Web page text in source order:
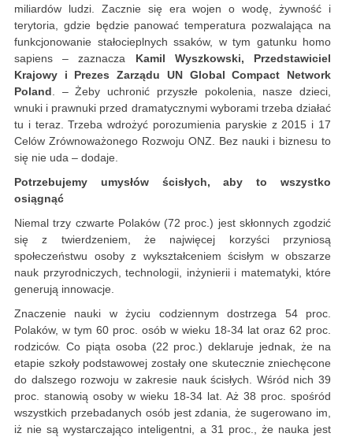
miliardów ludzi. Zacznie się era wojen o wodę, żywność i
terytoria, gdzie będzie panować temperatura pozwalająca na
funkcjonowanie stałocieplnych ssaków, w tym gatunku homo
sapiens – zaznacza Kamil Wyszkowski, Przedstawiciel
Krajowy i Prezes Zarządu UN Global Compact Network
Poland. – Żeby uchronić przyszłe pokolenia, nasze dzieci,
wnuki i prawnuki przed dramatycznymi wyborami trzeba działać
tu i teraz. Trzeba wdrożyć porozumienia paryskie z 2015 i 17
Celów Zrównoważonego Rozwoju ONZ. Bez nauki i biznesu to
się nie uda – dodaje.
Potrzebujemy umysłów ścisłych, aby to wszystko
osiągnąć
Niemal trzy czwarte Polaków (72 proc.) jest skłonnych zgodzić
się z twierdzeniem, że najwięcej korzyści przyniosą
społeczeństwu osoby z wykształceniem ścisłym w obszarze
nauk przyrodniczych, technologii, inżynierii i matematyki, które
generują innowacje.
Znaczenie nauki w życiu codziennym dostrzega 54 proc.
Polaków, w tym 60 proc. osób w wieku 18-34 lat oraz 62 proc.
rodziców. Co piąta osoba (22 proc.) deklaruje jednak, że na
etapie szkoły podstawowej zostały one skutecznie zniechęcone
do dalszego rozwoju w zakresie nauk ścisłych. Wśród nich 39
proc. stanowią osoby w wieku 18-34 lat. Aż 38 proc. spośród
wszystkich przebadanych osób jest zdania, że sugerowano im,
iż nie są wystarczająco inteligentni, a 31 proc., że nauka jest